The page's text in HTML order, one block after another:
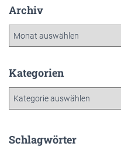
Archiv
h
Kategorien
g
Schlagwörter